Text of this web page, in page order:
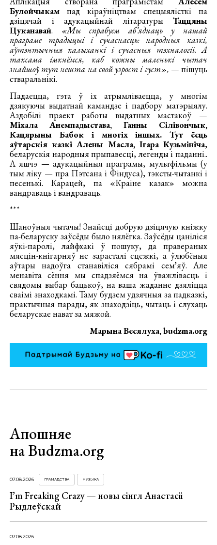
Булойчыкам пад кіраўніцтвам спецыялісткі па
дзіцячай і адукацыйнай літаратуры Таццяны
Цуканавай. «Мы спрабуем аб’яднаць у нашай
праграме традыцыі і сучаснасць: народныя казкі,
аўтэнтычныя калыханкі і сучасныя тэхналогіі. А
таксама імкнёмся, каб кожны маленькі чытач
знайшоў тут нешта на свой узрост і густ», — пішуць
стваральнікі.
Падаецца, гэта ў іх атрымліваецца, у многім
дзякуючы выдатнай камандзе і падбору матэрыялу.
Аздобілі праект работы выдатных мастакоў —
Міхала Анемпадыстава, Ганны Сілівончык,
Кацярыны Бабок і многіх іншых. Тут ёсць
аўтарскія казкі Алены Масла, Ігара Кузьмініча,
беларускія народныя прыпавесці, легенды і паданні..
А яшчэ — адукацыйныя праграмы, мультфільмы (у
тым ліку — пра Пэтсана і Фіндуса), тэксты-чытанкі і
песенькі. Карацей, па «Краіне казак» можна
вандраваць і вандраваць.
***
Шаноўныя чытачы! Знайсці добрую дзіцячую кніжку
па-беларуску заўсёды было нялёгка. Заўсёды цаніліся
яўкі-паролі, лайфхакі ў пошуку, да правераных
мясцін-кнігарняў не зарасталі сцежкі, а ўлюбёныя
аўтары надоўга станавіліся сябрамі семʼяў. Але
менавіта сёння мы спадзяёмся на ўважлівасць і
свядомы выбар бацькоў, на ваша жаданне дзяліцца
сваімі знаходкамі. Таму будзем удзячныя за падказкі,
практычныя парады, як знаходзіць, чытаць і слухаць
беларускае нават за мяжой.
Марына Весялуха, budzma.org
Апошняе
на Budzma.org
07.08.2026 ГРАМАДСТВА МУЗЫКА
I’m Freaking Crazy — новы сінгл Анастасіі
Рыдлеўскай
07.08.2026